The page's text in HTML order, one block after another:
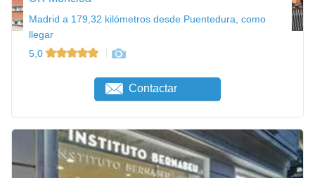
Madrid a 179,32 kilómetros desde Puentedura, como
llegar
5,0
Contactar